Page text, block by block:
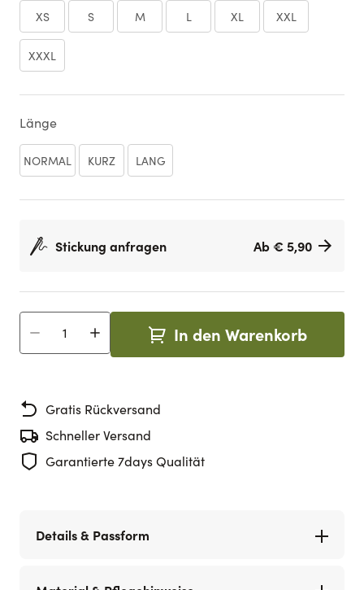
XS S M L XL XXL
XXXL
Länge
NORMAL KURZ LANG
Stickung anfragen Ab € 5,90
Menge In den Warenkorb
Gratis Rückversand
Schneller Versand
Garantierte 7days Qualität
Details & Passform